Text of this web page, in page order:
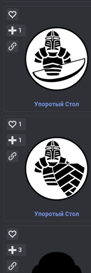
Упоротый Стол
1
Упоротый Стол
1
1
3